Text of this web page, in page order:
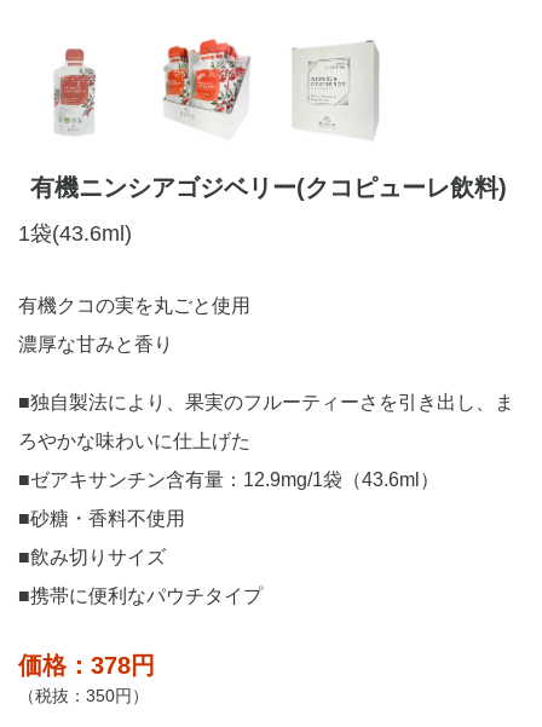
有機ニンシアゴジベリー(クコピューレ飲料)
1袋(43.6ml)
有機クコの実を丸ごと使用
濃厚な甘みと香り
■独自製法により、果実のフルーティーさを引き出し、ま
ろやかな味わいに仕上げた
■ゼアキサンチン含有量：12.9mg/1袋（43.6ml）
■砂糖・香料不使用
■飲み切りサイズ
■携帯に便利なパウチタイプ
価格：378円
（税抜：350円）